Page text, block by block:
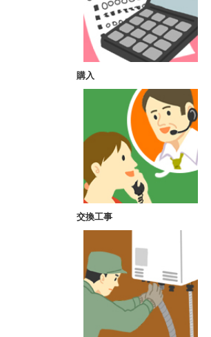
購入
交換工事